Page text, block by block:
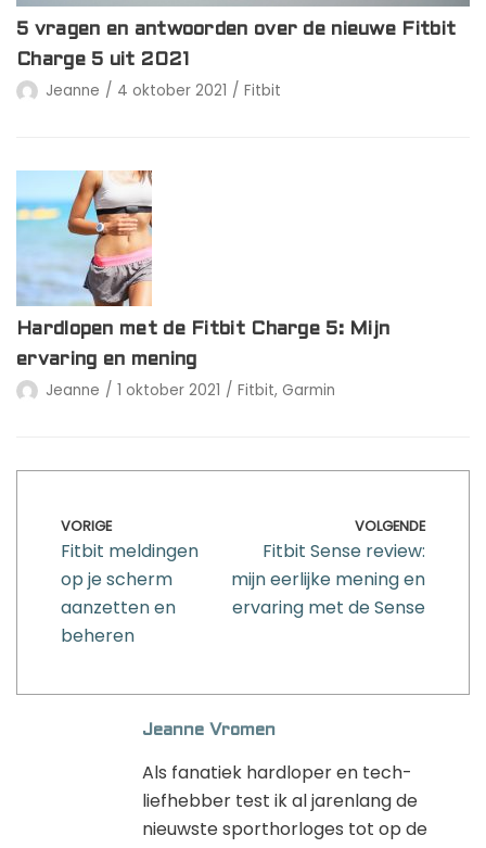
5 vragen en antwoorden over de nieuwe Fitbit
Charge 5 uit 2021
Jeanne 4 oktober 2021 Fitbit
Hardlopen met de Fitbit Charge 5: Mijn
ervaring en mening
Jeanne 1 oktober 2021 Fitbit, Garmin
VORIGE
Fitbit meldingen
op je scherm
aanzetten en
beheren
VOLGENDE
Fitbit Sense review:
mijn eerlijke mening en
ervaring met de Sense
Jeanne Vromen
Als fanatiek hardloper en tech-
liefhebber test ik al jarenlang de
nieuwste sporthorloges tot op de